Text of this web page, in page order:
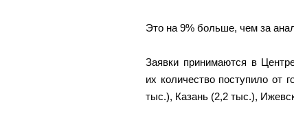
Это на 9% больше, чем за
Заявки принимаются в
их количество поступило от
тыс.), Казань (2,2 тыс.),